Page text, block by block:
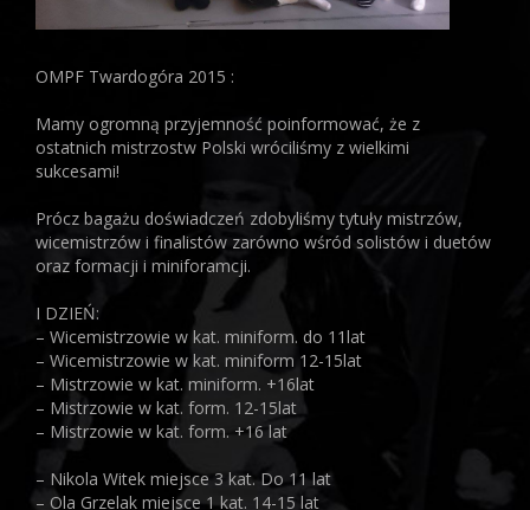
OMPF Twardogóra 2015 :
Mamy ogromną przyjemność poinformować, że z
ostatnich mistrzostw Polski wróciliśmy z wielkimi
sukcesami!
Prócz bagażu doświadczeń zdobyliśmy tytuły mistrzów,
wicemistrzów i finalistów zarówno wśród solistów i duetów
oraz formacji i miniforamcji.
I DZIEŃ:
– Wicemistrzowie w kat. miniform. do 11lat
– Wicemistrzowie w kat. miniform 12-15lat
– Mistrzowie w kat. miniform. +16lat
– Mistrzowie w kat. form. 12-15lat
– Mistrzowie w kat. form. +16 lat
– Nikola Witek miejsce 3 kat. Do 11 lat
– Ola Grzelak miejsce 1 kat. 14-15 lat